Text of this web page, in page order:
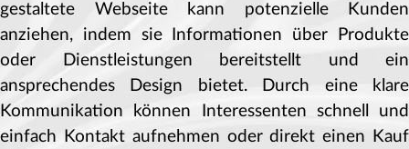
gestaltete Webseite kann potenzielle Kunden
anziehen, indem sie Informationen über Produkte
oder Dienstleistungen bereitstellt und ein
ansprechendes Design bietet. Durch eine klare
Kommunikation können Interessenten schnell und
einfach Kontakt aufnehmen oder direkt einen Kauf